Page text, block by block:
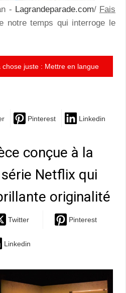
- Lagrandeparade.com/ Fais
notre temps qui interroge le
juste : Mettre en langue
Pinterest Linkedin
conçue à la
Netflix qui
originalité
Twitter Pinterest
Linkedin